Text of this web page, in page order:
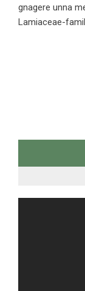
gnagere unna
Lamiaceae-